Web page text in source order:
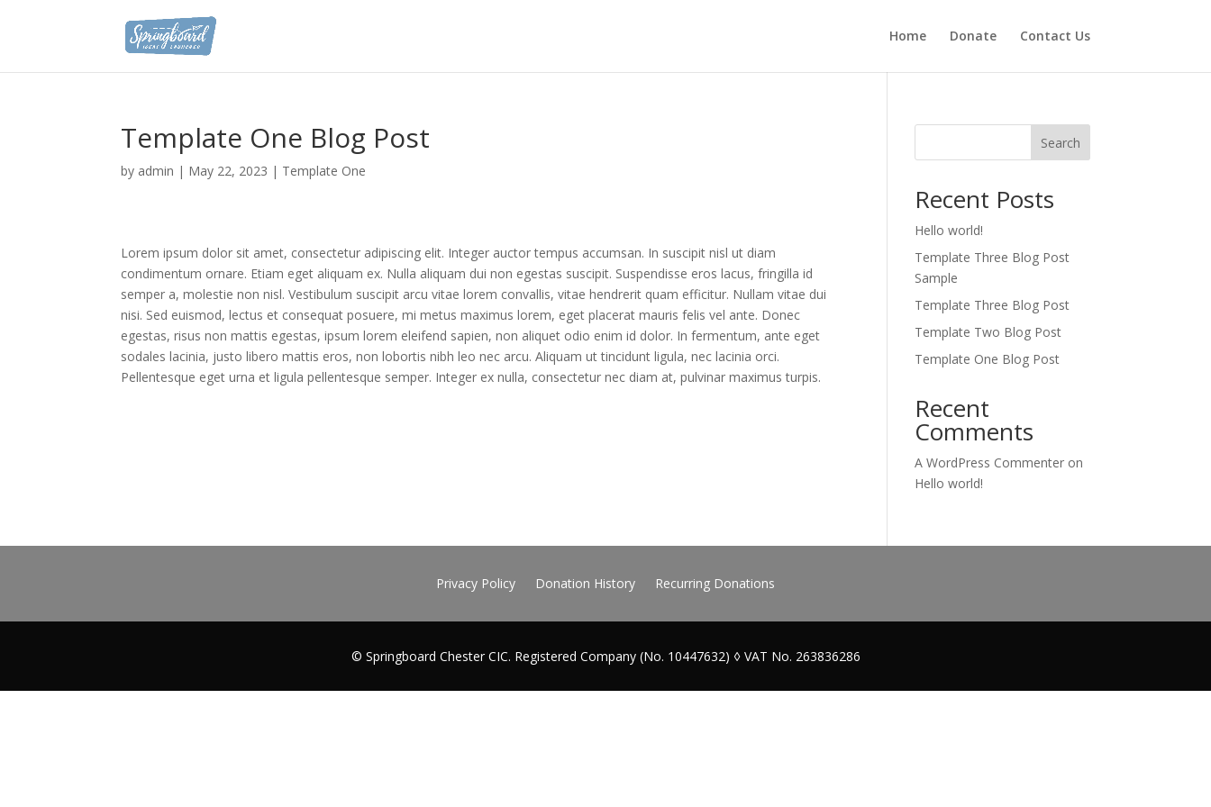
Home Donate Contact Us
Template One Blog Post
by admin | May 22, 2023 | Template One
Lorem ipsum dolor sit amet, consectetur adipiscing elit. Integer auctor tempus accumsan. In suscipit nisl ut diam
condimentum ornare. Etiam eget aliquam ex. Nulla aliquam dui non egestas suscipit. Suspendisse eros lacus, fringilla id
semper a, molestie non nisl. Vestibulum suscipit arcu vitae lorem convallis, vitae hendrerit quam efficitur. Nullam vitae dui
nisi. Sed euismod, lectus et consequat posuere, mi metus maximus lorem, eget placerat mauris felis vel ante. Donec
egestas, risus non mattis egestas, ipsum lorem eleifend sapien, non aliquet odio enim id dolor. In fermentum, ante eget
sodales lacinia, justo libero mattis eros, non lobortis nibh leo nec arcu. Aliquam ut tincidunt ligula, nec lacinia orci.
Pellentesque eget urna et ligula pellentesque semper. Integer ex nulla, consectetur nec diam at, pulvinar maximus turpis.
Search
Recent Posts
Hello world!
Template Three Blog Post
Sample
Template Three Blog Post
Template Two Blog Post
Template One Blog Post
Recent
Comments
A WordPress Commenter on
Hello world!
Privacy Policy Donation History Recurring Donations
© Springboard Chester CIC. Registered Company (No. 10447632) ◊ VAT No. 263836286